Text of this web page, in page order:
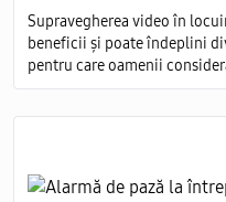
Supravegherea video în
beneficii și poate îndeplini
pentru care oamenii
ca fiind necesară, precum și